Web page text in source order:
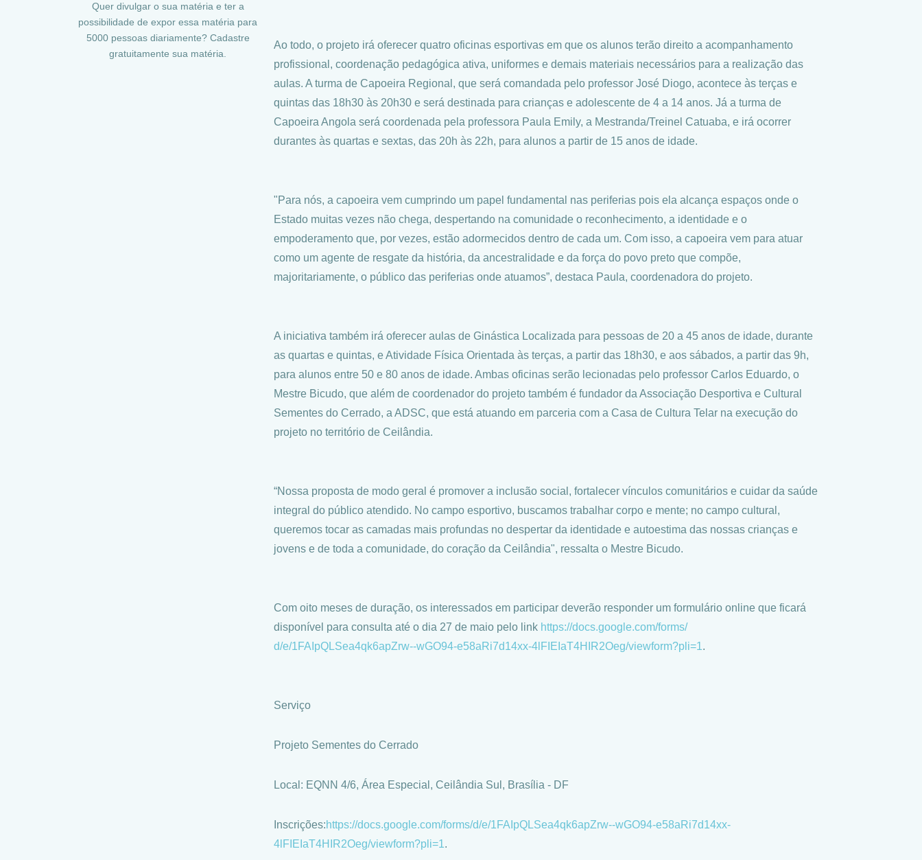
Ao todo, o projeto irá oferecer quatro oficinas esportivas em que os alunos terão direito a acompanhamento
profissional, coordenação pedagógica ativa, uniformes e demais materiais necessários para a realização das
aulas. A turma de Capoeira Regional, que será comandada pelo professor José Diogo, acontece às terças e
quintas das 18h30 às 20h30 e será destinada para crianças e adolescente de 4 a 14 anos. Já a turma de
Capoeira Angola será coordenada pela professora Paula Emily, a Mestranda/Treinel Catuaba, e irá ocorrer
durantes às quartas e sextas, das 20h às 22h, para alunos a partir de 15 anos de idade.
"Para nós, a capoeira vem cumprindo um papel fundamental nas periferias pois ela alcança espaços onde o
Estado muitas vezes não chega, despertando na comunidade o reconhecimento, a identidade e o
empoderamento que, por vezes, estão adormecidos dentro de cada um. Com isso, a capoeira vem para atuar
como um agente de resgate da história, da ancestralidade e da força do povo preto que compõe,
majoritariamente, o público das periferias onde atuamos”, destaca Paula, coordenadora do projeto.
A iniciativa também irá oferecer aulas de Ginástica Localizada para pessoas de 20 a 45 anos de idade, durante
as quartas e quintas, e Atividade Física Orientada às terças, a partir das 18h30, e aos sábados, a partir das 9h,
para alunos entre 50 e 80 anos de idade. Ambas oficinas serão lecionadas pelo professor Carlos Eduardo, o
Mestre Bicudo, que além de coordenador do projeto também é fundador da Associação Desportiva e Cultural
Sementes do Cerrado, a ADSC, que está atuando em parceria com a Casa de Cultura Telar na execução do
projeto no território de Ceilândia.
“Nossa proposta de modo geral é promover a inclusão social, fortalecer vínculos comunitários e cuidar da saúde
integral do público atendido. No campo esportivo, buscamos trabalhar corpo e mente; no campo cultural,
queremos tocar as camadas mais profundas no despertar da identidade e autoestima das nossas crianças e
jovens e de toda a comunidade, do coração da Ceilândia", ressalta o Mestre Bicudo.
Com oito meses de duração, os interessados em participar deverão responder um formulário online que ficará
disponível para consulta até o dia 27 de maio pelo link https://docs.google.com/forms/
d/e/1FAIpQLSea4qk6apZrw--wGO94-e58aRi7d14xx-4lFIEIaT4HIR2Oeg/viewform?pli=1.
Serviço
Projeto Sementes do Cerrado
Local: EQNN 4/6, Área Especial, Ceilândia Sul, Brasília - DF
Inscrições:https://docs.google.com/forms/d/e/1FAIpQLSea4qk6apZrw--wGO94-e58aRi7d14xx-
4lFIEIaT4HIR2Oeg/viewform?pli=1.
Quer divulgar o sua matéria e ter a
possibilidade de expor essa matéria para
5000 pessoas diariamente? Cadastre
gratuitamente sua matéria.